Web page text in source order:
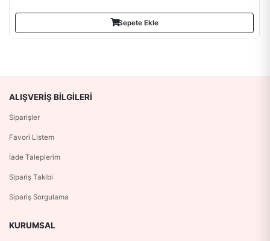
Sepete Ekle
ALIŞVERIŞ BILGILERI
Siparişler
Favori Listem
İade Taleplerim
Sipariş Takibi
Sipariş Sorgulama
KURUMSAL